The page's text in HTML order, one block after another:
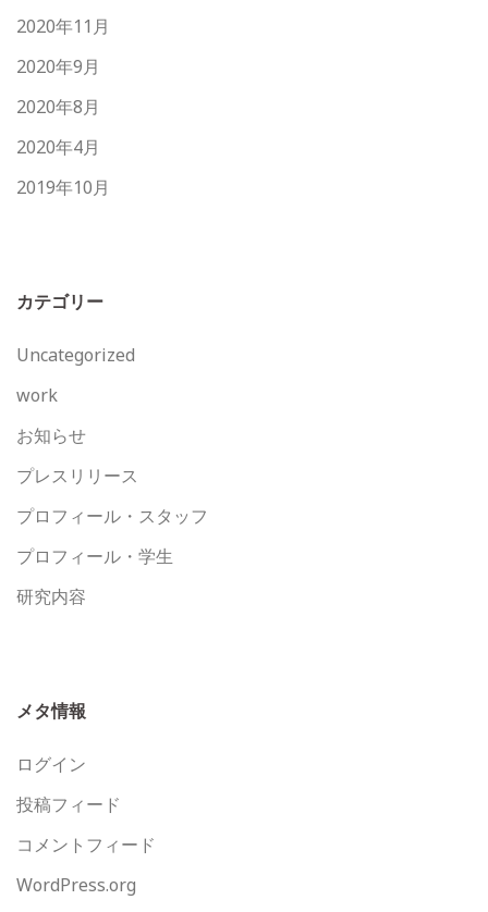
2020年11月
2020年9月
2020年8月
2020年4月
2019年10月
カテゴリー
Uncategorized
work
お知らせ
プレスリリース
プロフィール・スタッフ
プロフィール・学生
研究内容
メタ情報
ログイン
投稿フィード
コメントフィード
WordPress.org